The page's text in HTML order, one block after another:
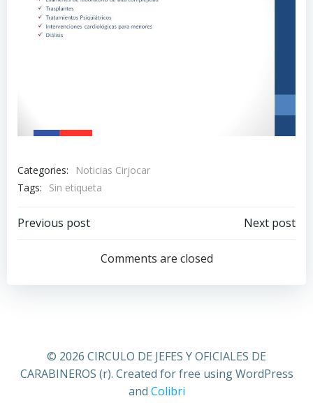
Categories:
Noticias Cirjocar
Tags:
Sin etiqueta
Previous post Next post
Comments are closed
© 2026 CIRCULO DE JEFES Y OFICIALES DE
CARABINEROS (r). Created for free using WordPress
and Colibri